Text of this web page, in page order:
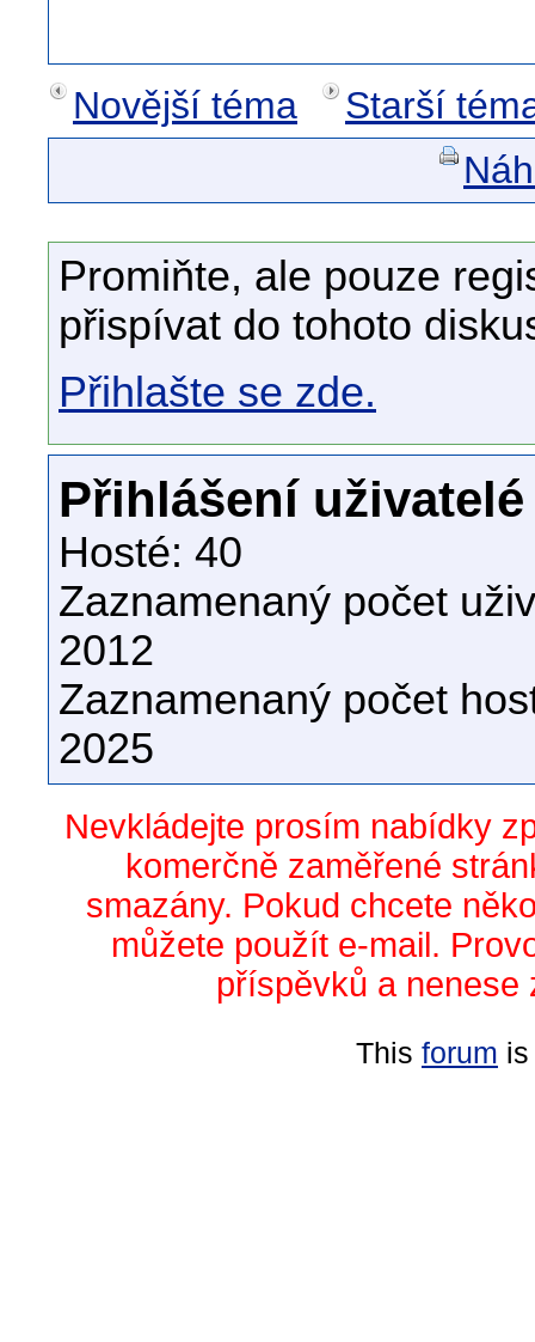
Novější téma
Starší
Promiňte, ale pouze
přispívat do tohoto
Přihlašte se zde.
Přihlášení uživatelé
Hosté: 40
Zaznamenaný počet
2012
Zaznamenaný počet
2025
Nevkládejte prosím nabídky
komerčně zaměřené
smazány. Pokud chcete
můžete použít e-mail.
příspěvků a nenese
This forum